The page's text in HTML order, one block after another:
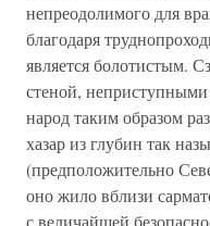
непреодолимого для
благодаря
является болотистым.
стеной,
народ таким образом
хазар из глубин так
(предположительно
оно жило вблизи
с величайшей